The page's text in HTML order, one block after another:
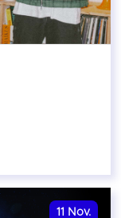
11 Nov.